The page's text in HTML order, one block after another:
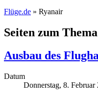
Flüge.de » Ryanair
Seiten zum
Ausbau des
Datum
Donnerstag, 8. Februar